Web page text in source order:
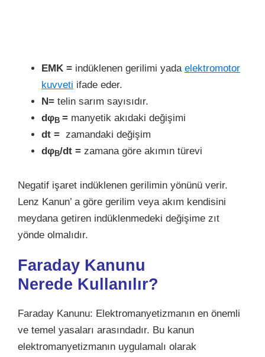
EMK = indüklenen gerilimi yada elektromotor
kuvveti ifade eder.
N= telin sarım sayısıdır.
dφB = manyetik akıdaki değişimi
dt = zamandaki değişim
dφB/dt = zamana göre akımın türevi
Negatif işaret indüklenen gerilimin yönünü verir.
Lenz Kanun’ a göre gerilim veya akım kendisini
meydana getiren indüklenmedeki değişime zıt
yönde olmalıdır.
Faraday Kanunu
Nerede Kullanılır?
Faraday Kanunu: Elektromanyetizmanın en önemli
ve temel yasaları arasındadır. Bu kanun
elektromanyetizmanın uygulamalı olarak